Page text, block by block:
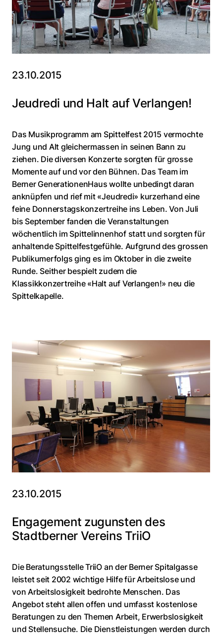
23.10.2015
Jeudredi und Halt auf Verlangen!
Das Musikprogramm am Spittelfest 2015 vermochte
Jung und Alt gleichermassen in seinen Bann zu
ziehen. Die diversen Konzerte sorgten für grosse
Momente auf und vor den Bühnen. Das Team im
Berner GenerationenHaus wollte unbedingt daran
anknüpfen und rief mit «Jeudredi» kurzerhand eine
feine Donnerstagskonzertreihe ins Leben. Von Juli
bis September fanden die Veranstaltungen
wöchentlich im Spittelinnenhof statt und sorgten für
anhaltende Spittelfestgefühle. Aufgrund des grossen
Publikumerfolgs ging es im Oktober in die zweite
Runde. Seither bespielt zudem die
Klassikkonzertreihe «Halt auf Verlangen!» neu die
Spittelkapelle.
23.10.2015
Engagement zugunsten des
Stadtberner Vereins TriiO
Die Beratungsstelle TriiO an der Berner Spitalgasse
leistet seit 2002 wichtige Hilfe für Arbeitslose und
von Arbeitslosigkeit bedrohte Menschen. Das
Angebot steht allen offen und umfasst kostenlose
Beratungen zu den Themen Arbeit, Erwerbslosigkeit
und Stellensuche. Die Dienstleistungen werden durch